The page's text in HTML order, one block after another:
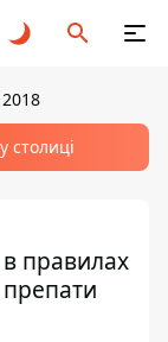
столиці
правилах